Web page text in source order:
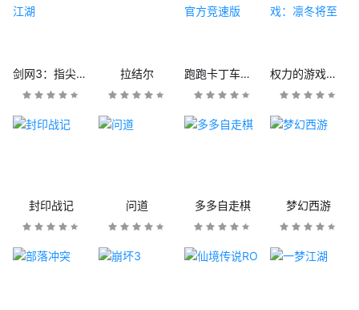
剑网3：指尖江湖 拉结尔 跑跑卡丁车官方竞速版 权力的游戏：凛冬将至
封印战记 问道 多多自走棋 梦幻西游